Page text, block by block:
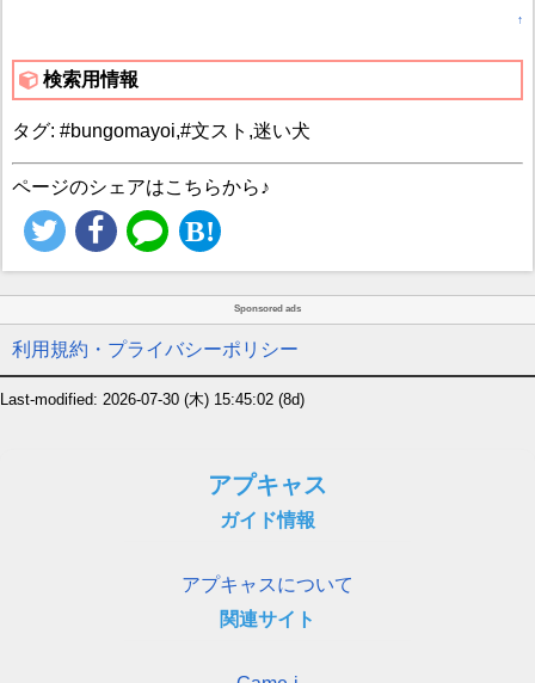
↑
検索用情報
タグ: #bungomayoi,#文スト,迷い犬
ページのシェアはこちらから♪
Sponsored ads
利用規約・プライバシーポリシー
Last-modified: 2026-07-30 (木) 15:45:02 (8d)
アプキャス
ガイド情報
アプキャスについて
関連サイト